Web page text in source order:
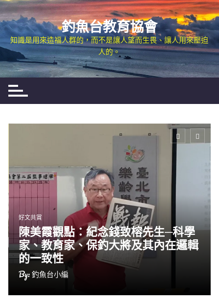
Skip
to
content
釣魚台教育協會
知識是用來造福人群的，而不是讓人望而生畏、讓人用來壓迫
人的。
好文共賞
陳美霞觀點：紀念錢致榕先生─科學
家、教育家、保釣大將及其內在邏輯
的一致性
By:釣魚台小編